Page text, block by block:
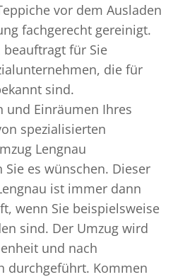
vor dem Ausladen
fachgerecht gereinigt.
beauftragt für Sie
die für
sind.
und Einräumen Ihres
spezialisierten
Lengnau
es wünschen. Dieser
ist immer dann
wenn Sie beispielsweise
sind. Der Umzug wird
und nach
durchgeführt. Kommen